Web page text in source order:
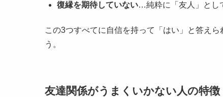
復縁を期待していない…純粋に「友人」とし
この3つすべてに自信を持って「はい」と答え
う。
友達関係がうまくいかない人の特徴